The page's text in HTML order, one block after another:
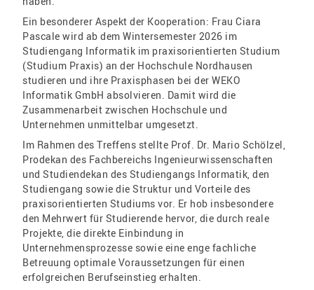
Ein besonderer Aspekt der Kooperation: Frau Ciara
Pascale wird ab dem Wintersemester 2026 im
Studiengang Informatik im praxisorientierten Studium
(Studium Praxis) an der Hochschule Nordhausen
studieren und ihre Praxisphasen bei der WEKO
Informatik GmbH absolvieren. Damit wird die
Zusammenarbeit zwischen Hochschule und
Unternehmen unmittelbar umgesetzt.
Im Rahmen des Treffens stellte Prof. Dr. Mario Schölzel,
Prodekan des Fachbereichs Ingenieurwissenschaften
und Studiendekan des Studiengangs Informatik, den
Studiengang sowie die Struktur und Vorteile des
praxisorientierten Studiums vor. Er hob insbesondere
den Mehrwert für Studierende hervor, die durch reale
Projekte, die direkte Einbindung in
Unternehmensprozesse sowie eine enge fachliche
Betreuung optimale Voraussetzungen für einen
erfolgreichen Berufseinstieg erhalten.